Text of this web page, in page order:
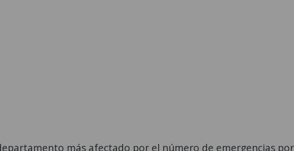
más afectado por el número de emergencias